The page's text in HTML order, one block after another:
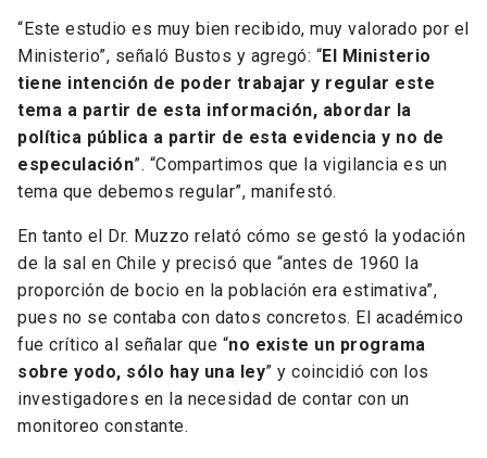
“Este estudio es muy bien recibido, muy valorado por el
Ministerio”, señaló Bustos y agregó: “El Ministerio
tiene intención de poder trabajar y regular este
tema a partir de esta información, abordar la
política pública a partir de esta evidencia y no de
especulación”. “Compartimos que la vigilancia es un
tema que debemos regular”, manifestó.
En tanto el Dr. Muzzo relató cómo se gestó la yodación
de la sal en Chile y precisó que “antes de 1960 la
proporción de bocio en la población era estimativa”,
pues no se contaba con datos concretos. El académico
fue crítico al señalar que “no existe un programa
sobre yodo, sólo hay una ley” y coincidió con los
investigadores en la necesidad de contar con un
monitoreo constante.